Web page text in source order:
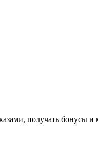
получать бонусы и